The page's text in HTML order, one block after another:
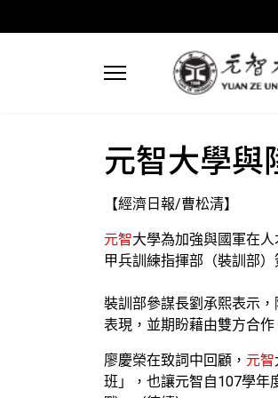
元智大學與
【經濟日報/曹松清】
元智大學為加強與國軍在
甲兵訓練指揮部（裝訓部
裝訓部參謀長劉承熙表示
表現，並期盼藉由雙方合
廖慶榮在致詞中回顧， 元智
班」，也讓元智自107學年